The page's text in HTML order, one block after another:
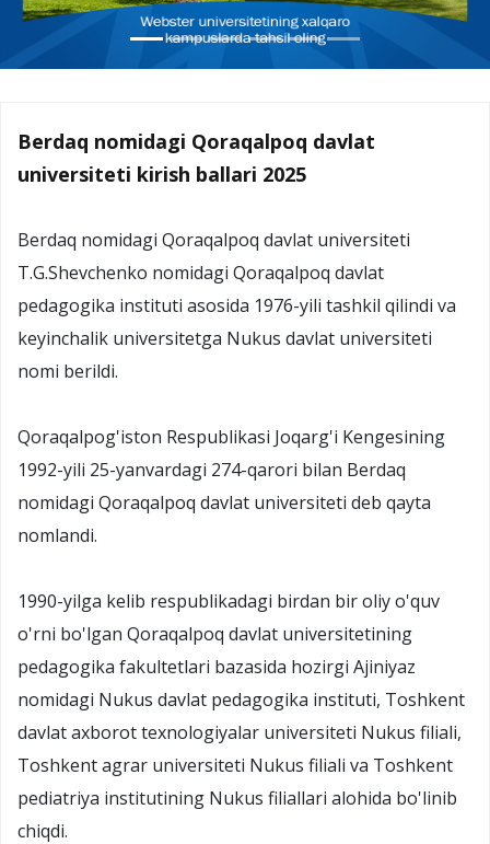
Berdaq nomidagi Qoraqalpoq davlat
universiteti kirish ballari 2025
Berdaq nomidagi Qoraqalpoq davlat universiteti
T.G.Shevchenko nomidagi Qoraqalpoq davlat
pedagogika instituti asosida 1976-yili tashkil qilindi va
keyinchalik universitetga Nukus davlat universiteti
nomi berildi.
Qoraqalpog'iston Respublikasi Joqarg'i Kengesining
1992-yili 25-yanvardagi 274-qarori bilan Berdaq
nomidagi Qoraqalpoq davlat universiteti deb qayta
nomlandi.
1990-yilga kelib respublikadagi birdan bir oliy o'quv
o'rni bo'lgan Qoraqalpoq davlat universitetining
pedagogika fakultetlari bazasida hozirgi Ajiniyaz
nomidagi Nukus davlat pedagogika instituti, Toshkent
davlat axborot texnologiyalar universiteti Nukus filiali,
Toshkent agrar universiteti Nukus filiali va Toshkent
pediatriya institutining Nukus filiallari alohida bo'linib
chiqdi.